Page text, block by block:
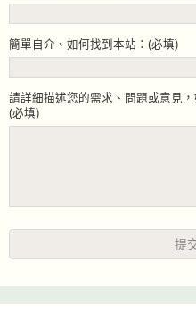
簡單自介、如何找到本站：(必填)
請詳細描述您的需求、問題或意見
(必填)